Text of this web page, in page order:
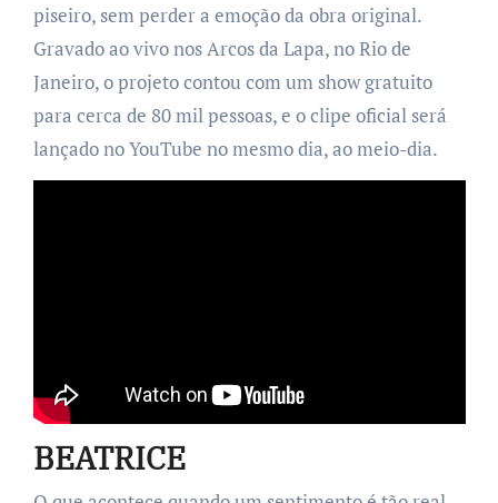
piseiro, sem perder a emoção da obra original.
Gravado ao vivo nos Arcos da Lapa, no Rio de
Janeiro, o projeto contou com um show gratuito
para cerca de 80 mil pessoas, e o clipe oficial será
lançado no YouTube no mesmo dia, ao meio-dia.
BEATRICE